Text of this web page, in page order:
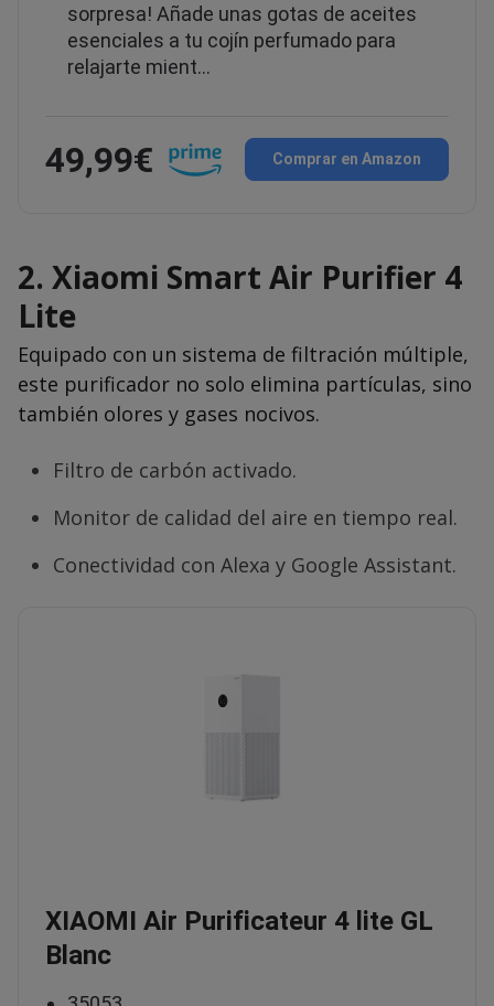
sorpresa! Añade unas gotas de aceites
esenciales a tu cojín perfumado para
relajarte mient…
49,99€ Comprar en Amazon
2. Xiaomi Smart Air Purifier 4
Lite
Equipado con un sistema de filtración múltiple,
este purificador no solo elimina partículas, sino
también olores y gases nocivos.
Filtro de carbón activado.
Monitor de calidad del aire en tiempo real.
Conectividad con Alexa y Google Assistant.
XIAOMI Air Purificateur 4 lite GL
Blanc